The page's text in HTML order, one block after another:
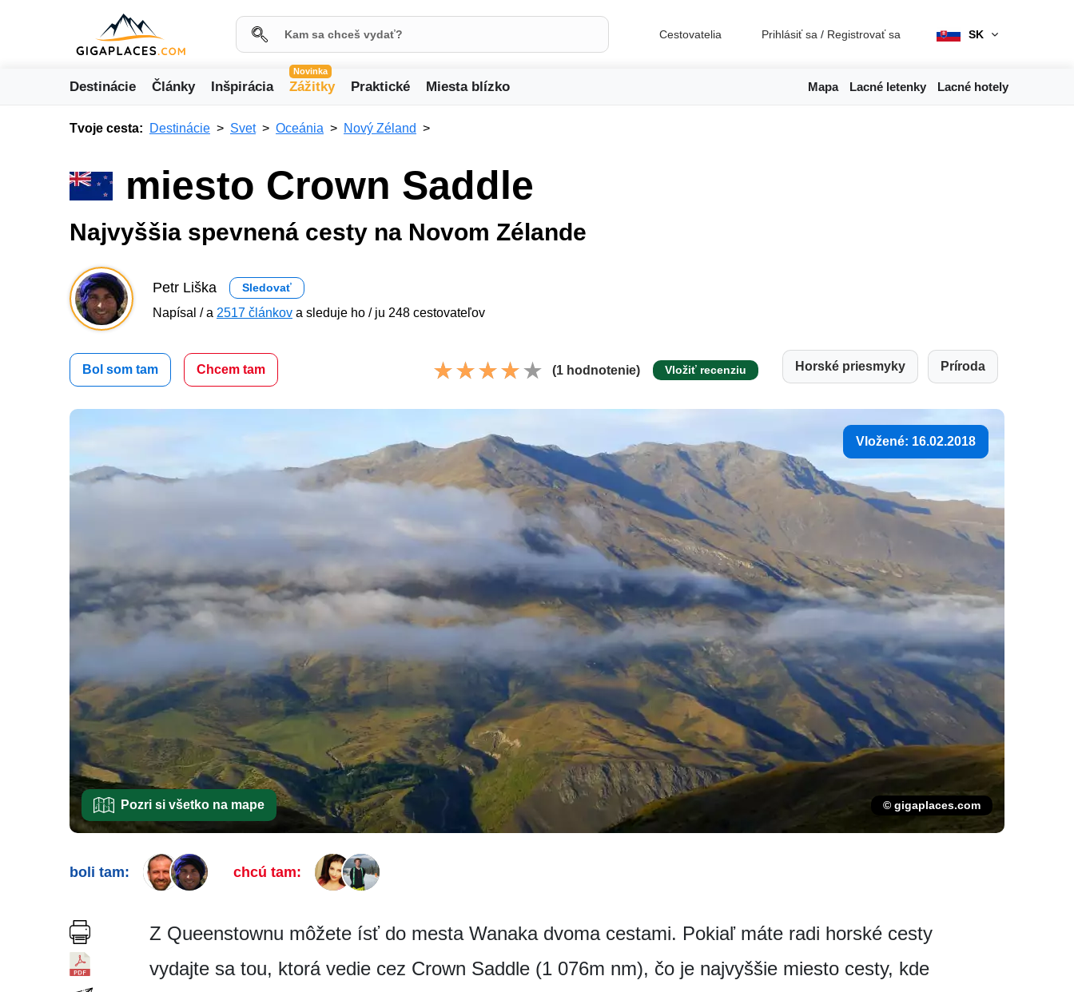
Cestovatelia Prihlásiť sa / Registrovať sa SK
Destinácie Články Inšpirácia
Novinka
Zážitky Praktické Miesta blízko Mapa Lacné letenky Lacné hotely
Tvoje cesta: Destinácie Svet Oceánia Nový Zéland
miesto Crown Saddle
Najvyššia spevnená cesty na Novom Zélande
Petr Liška Sledovať
Napísal / a 2517 článkov a sleduje ho / ju 248 cestovateľov
Bol som tam Chcem tam (1 hodnotenie) Vložiť recenziu Horské priesmyky Príroda
Vložené: 16.02.2018
Pozri si všetko na mape © gigaplaces.com
boli tam: chcú tam:
Z Queenstownu môžete ísť do mesta Wanaka dvoma cestami. Pokiaľ máte radi horské cesty
vydajte sa tou, ktorá vedie cez Crown Saddle (1 076m nm), čo je najvyššie miesto cesty, kde